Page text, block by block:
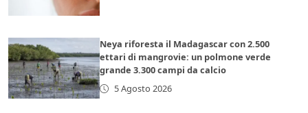
Neya riforesta il Madagascar con 2.500
ettari di mangrovie: un polmone verde
grande 3.300 campi da calcio
5 Agosto 2026